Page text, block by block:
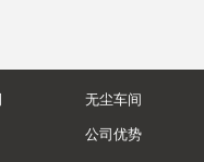
无尘车间
公司优势